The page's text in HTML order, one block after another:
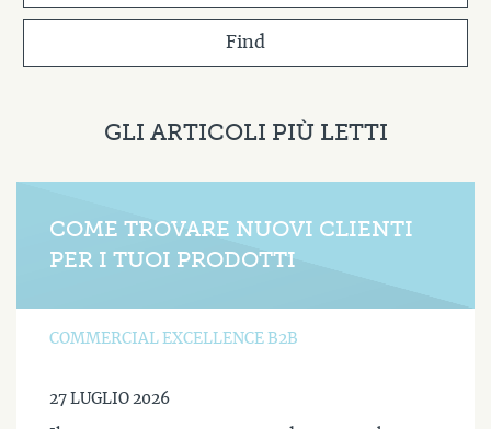
Find
GLI ARTICOLI PIÙ LETTI
COME TROVARE NUOVI CLIENTI
PER I TUOI PRODOTTI
COMMERCIAL EXCELLENCE B2B
27 LUGLIO 2026